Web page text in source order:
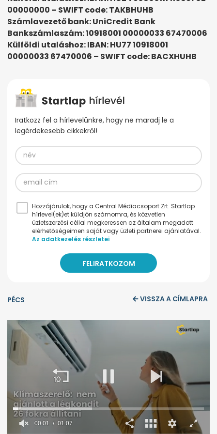
00000000 – SWIFT code: TAKBHUHB
Számlavezető bank: UniCredit Bank
Bankszámlaszám: 10918001 00000033 67470006
Külföldi utaláshoz: IBAN: HU77 10918001
00000033 67470006 – SWIFT code: BACXHUHB
Iratkozz fel a hírlevelünkre, hogy ne maradj le a
legérdekesebb cikkekről!
Hozzájárulok, hogy a Central Médiacsoport Zrt. Startlap
hírlevel(ek)et küldjön számomra, és közvetlen
üzletszerzési céllal megkeressen az általam megadott
elérhetőségeimen saját vagy üzleti partnerei ajánlatával.
Az adatkezelés részletei
PÉCS VISSZA A CÍMLAPRA
00:02 01:07